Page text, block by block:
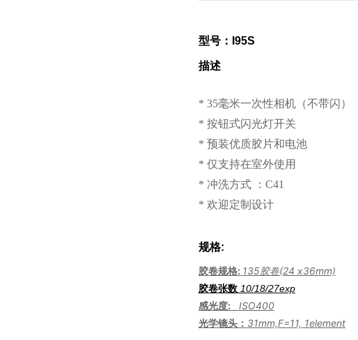
型号： I95S
描述
* 35毫米一次性相机（不带闪）
* 按钮式闪光灯开关
* 预装优质胶片和电池
* 仅支持在室外使用
* 冲洗方式 ： C41
* 欢迎定制设计
规格:
胶卷规格: 135胶卷(24 x36mm)
胶卷张数 10/18/27exp
感光度: ISO400
光学镜头： 31mm,F=11, 1element